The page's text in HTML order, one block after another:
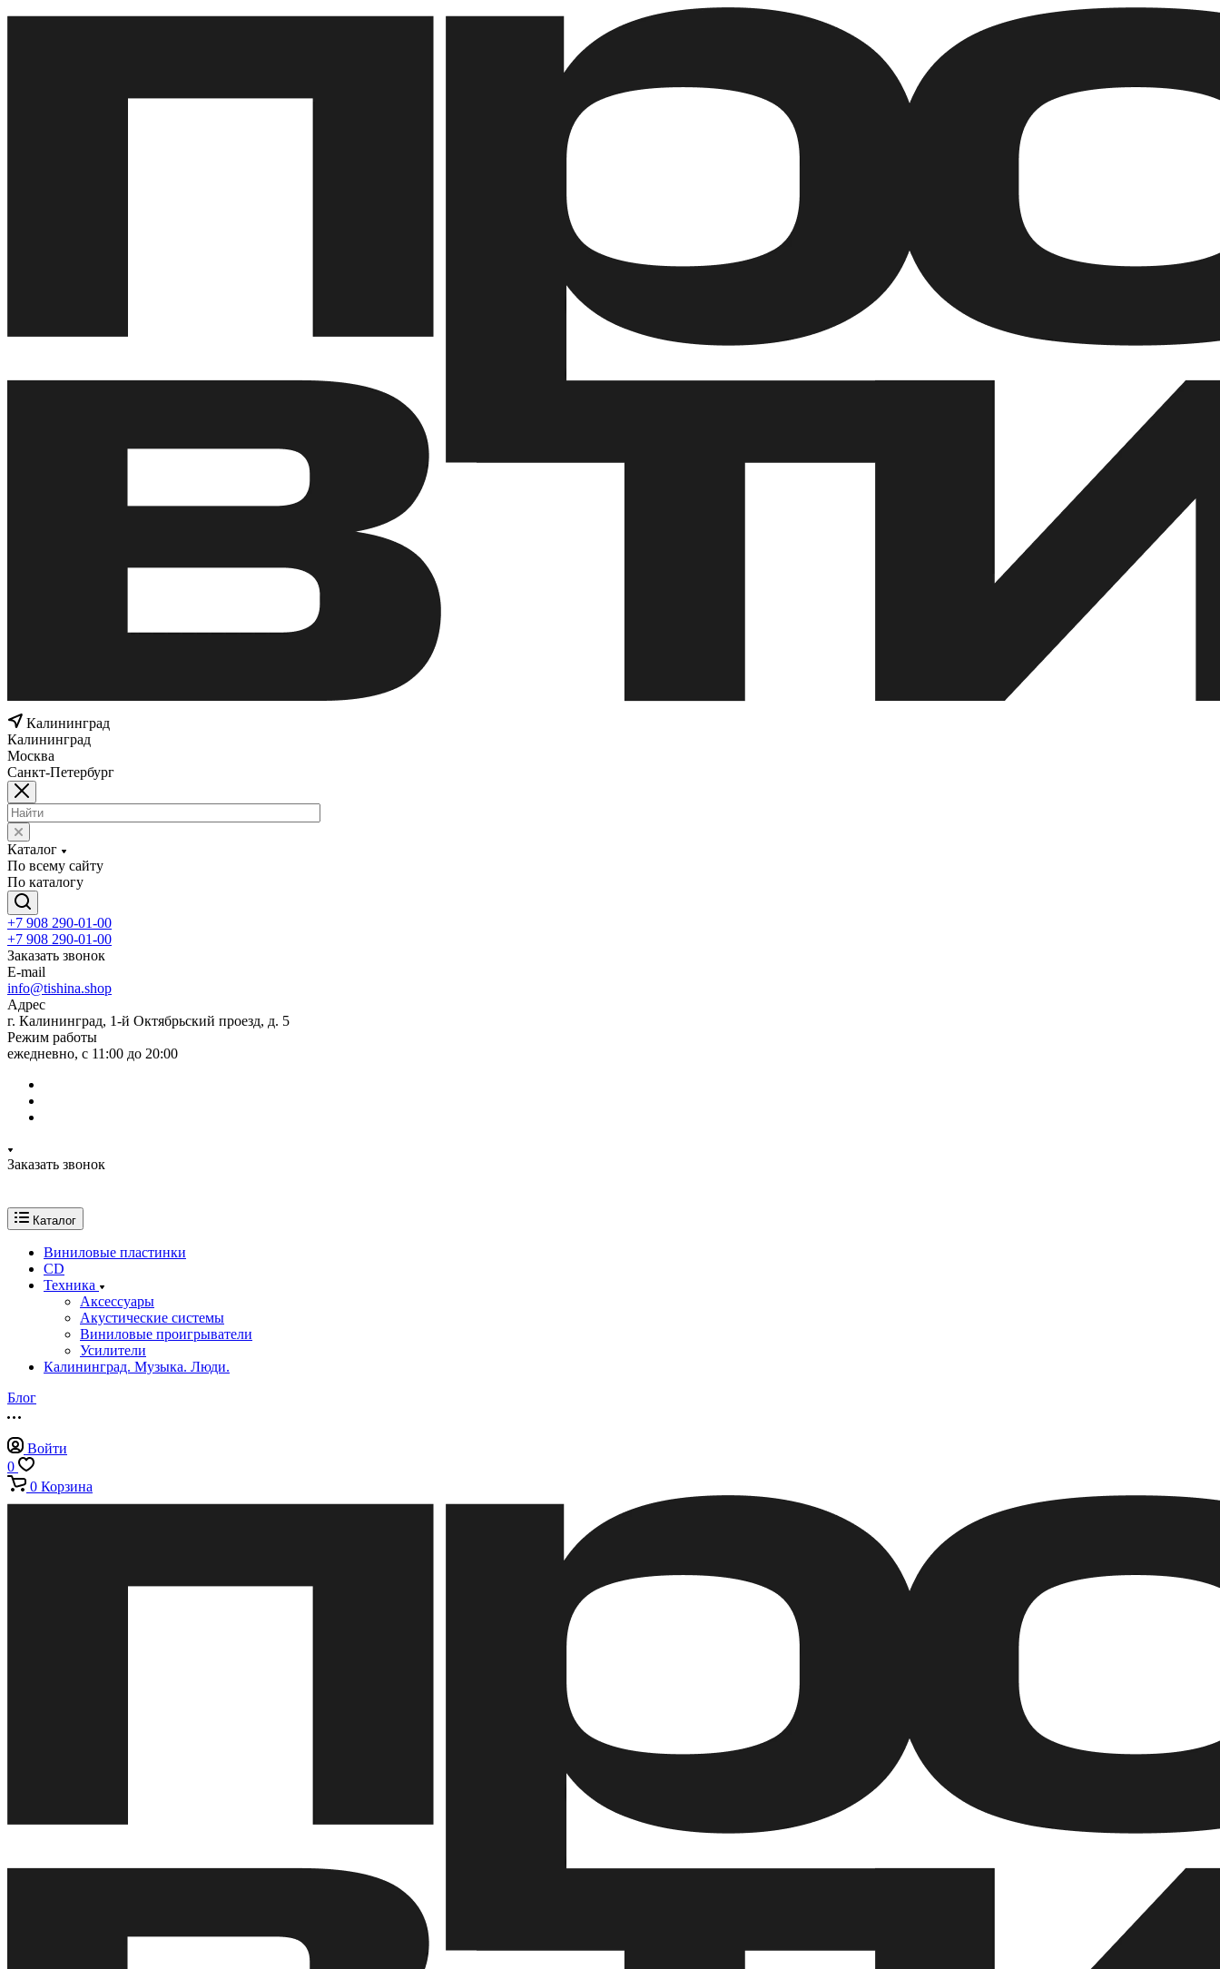
Калининград
Калининград
Москва
Санкт-Петербург
Каталог
По всему сайту
По каталогу
+7 908 290-01-00
+7 908 290-01-00
Заказать звонок
E-mail
info@tishina.shop
Адрес
г. Калининград, 1-й Октябрьский проезд, д. 5
Режим работы
ежедневно, с 11:00 до 20:00
Заказать звонок
Каталог
Виниловые пластинки
CD
Техника
Аксессуары
Акустические системы
Виниловые проигрыватели
Усилители
Калининград. Музыка. Люди.
Блог
Войти
0
0 Корзина